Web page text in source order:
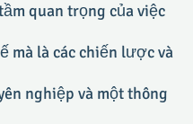
quan trọng của việc
mà là các chiến lược và
nghiệp và một thông